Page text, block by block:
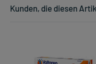
Kunden, die diesen